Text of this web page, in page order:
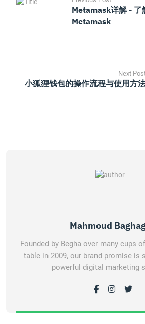
Metamask详解 - 了
Metamask
Next
小狐狸钱包的操作流程与使用方
Mahmoud
Founded by Begha over many cups
table in 2009, our brand promise is
powerful digital marketing